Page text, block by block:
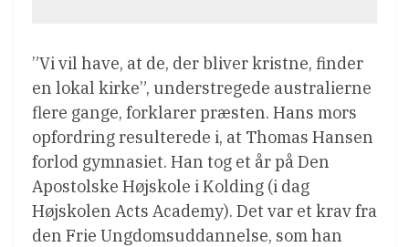
”Vi vil have, at de, der bliver kristne, finder
en lokal kirke”, understregede australierne
flere gange, forklarer præsten. Hans mors
opfordring resulterede i, at Thomas Hansen
forlod gymnasiet. Han tog et år på Den
Apostolske Højskole i Kolding (i dag
Højskolen Acts Academy). Det var et krav fra
den Frie Ungdomsuddannelse, som han